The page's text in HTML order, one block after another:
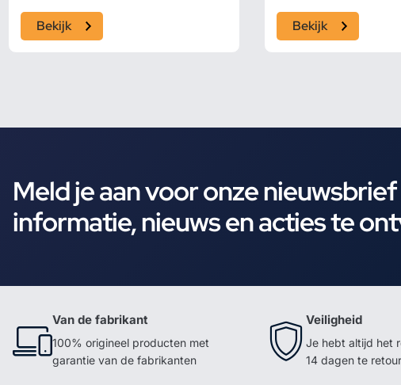
Bekijk Bekijk
Meld je aan voor onze
informatie, nieuws en acties te
Van de fabrikant
100% origineel producten met
garantie van de fabrikanten
Veiligheid
Je hebt altijd het
14 dagen te